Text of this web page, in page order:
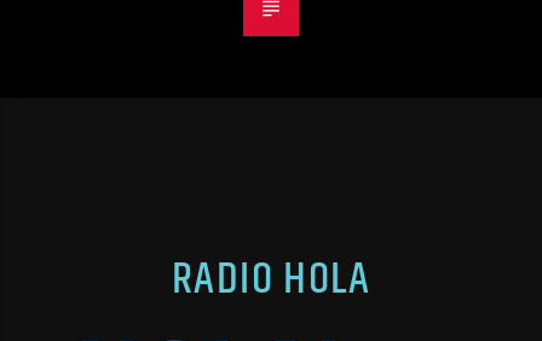
RADIO HOLA